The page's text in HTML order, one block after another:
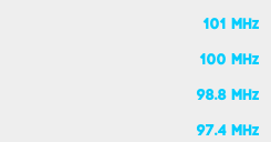
101 MHz
100 MHz
98.8 MHz
97.4 MHz